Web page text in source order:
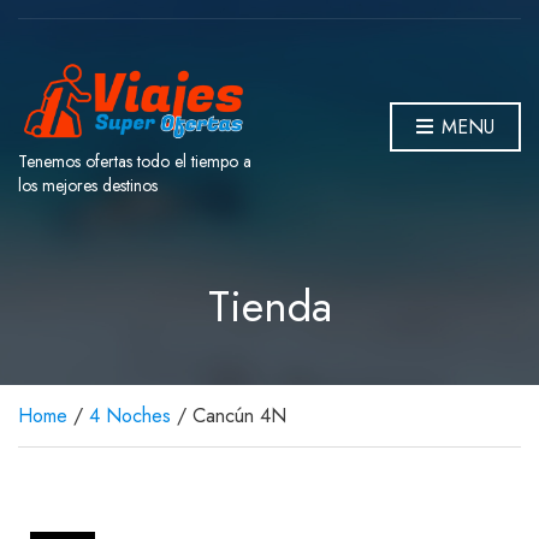
Tenemos ofertas todo el tiempo a
los mejores destinos
MENU
Tienda
Home / 4 Noches / Cancún 4N